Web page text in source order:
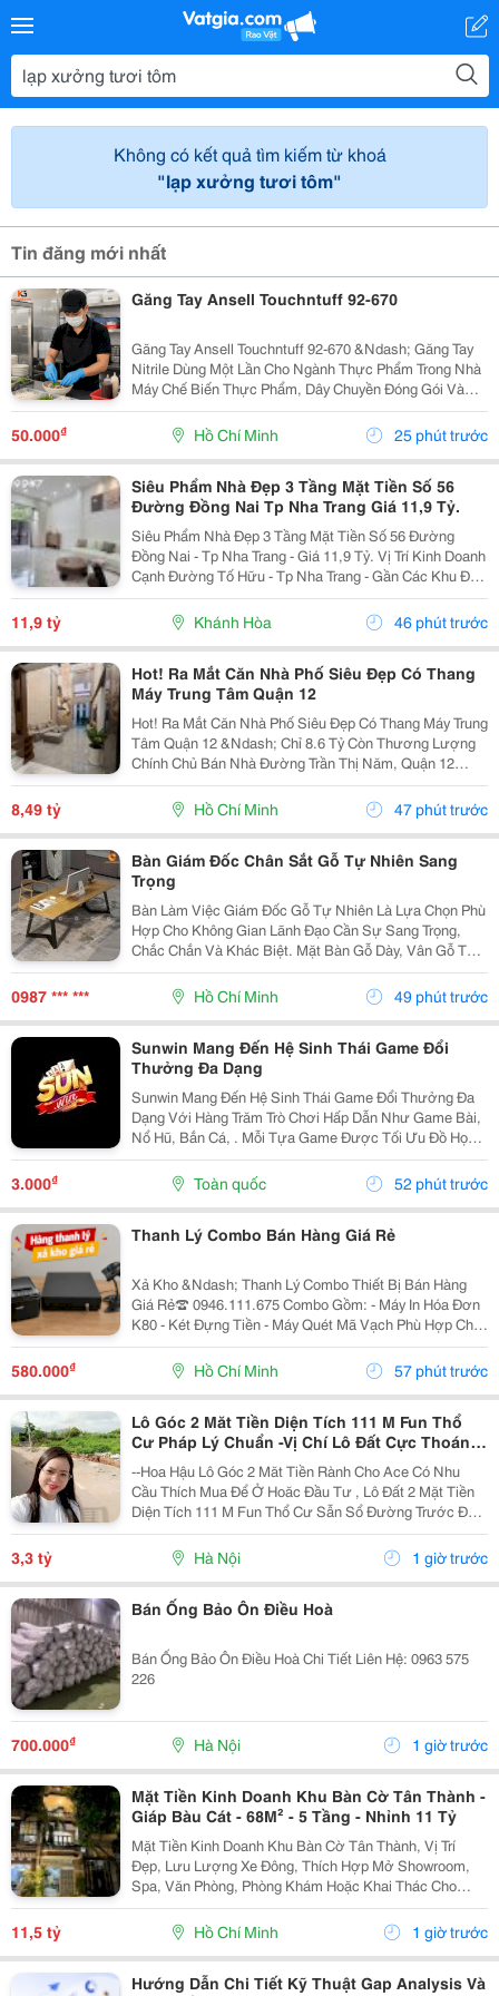
Không có kết quả tìm kiếm từ khoá
"lạp xưởng tươi tôm"
Tin đăng mới nhất
Găng Tay Ansell Touchntuff 92-670
Găng Tay Ansell Touchntuff 92-670 &Ndash; Găng Tay
Nitrile Dùng Một Lần Cho Ngành Thực Phẩm Trong Nhà
Máy Chế Biến Thực Phẩm, Dây Chuyền Đóng Gói Và
Khu Vực Yêu Cầu Vệ Sinh Nghiêm Ngặt, Việc Sử Dụng
Găng Tay Nitrile Dùng Một Lần Giúp Hạn Chế Nguy...
50.000₫ Hồ Chí Minh 25 phút trước
Siêu Phẩm Nhà Đẹp 3 Tầng Mặt Tiền Số 56
Đường Đồng Nai Tp Nha Trang Giá 11,9 Tỷ.
Siêu Phẩm Nhà Đẹp 3 Tầng Mặt Tiền Số 56 Đường
Đồng Nai - Tp Nha Trang - Giá 11,9 Tỷ. Vị Trí Kinh Doanh
Cạnh Đường Tố Hữu - Tp Nha Trang - Gần Các Khu Đô
Thị. Nhà Mới Đẹp 3 Tầng Mặt Tiền + 1 Mặt Hẻm - Kiến
Trúc Hiện Đại - Đầy Đủ Tiện Nghi. - Nhà Có...
11,9 tỷ Khánh Hòa 46 phút trước
Hot! Ra Mắt Căn Nhà Phố Siêu Đẹp Có Thang
Máy Trung Tâm Quận 12
Hot! Ra Mắt Căn Nhà Phố Siêu Đẹp Có Thang Máy Trung
Tâm Quận 12 &Ndash; Chỉ 8.6 Tỷ Còn Thương Lượng
Chính Chủ Bán Nhà Đường Trần Thị Năm, Quận 12
&Ndash; Vị Trí Đẹp, Khu Dân Cư Hiện Hữu, Tiện Ích Đầy
Đủ. Diện Tích: 4M &Times; 20M Nhà...
8,49 tỷ Hồ Chí Minh 47 phút trước
Bàn Giám Đốc Chân Sắt Gỗ Tự Nhiên Sang
Trọng
Bàn Làm Việc Giám Đốc Gỗ Tự Nhiên Là Lựa Chọn Phù
Hợp Cho Không Gian Lãnh Đạo Cần Sự Sang Trọng,
Chắc Chắn Và Khác Biệt. Mặt Bàn Gỗ Dày, Vân Gỗ Tự
Nhiên Đẹp Mắt Kết Hợp Cùng Hệ Chân Sắt Hiện Đại,
Tạo Nên Tổng Thể Vừa Bền Bỉ Vừa Tinh Tế. Mẫu Bàn
0987 *** *** Hồ Chí Minh 49 phút trước
Sunwin Mang Đến Hệ Sinh Thái Game Đổi
Thưởng Đa Dạng
Sunwin Mang Đến Hệ Sinh Thái Game Đổi Thưởng Đa
Dạng Với Hàng Trăm Trò Chơi Hấp Dẫn Như Game Bài,
Nổ Hũ, Bắn Cá, . Mỗi Tựa Game Được Tối Ưu Đồ Họa
Sắc Nét, Thao Tác Mượt Mà, Tỷ Lệ Trả Thưởng Cạnh
Tranh Cùng Hệ Thống Bảo Mật Hiện Đại.
3.000₫ Toàn quốc 52 phút trước
Thanh Lý Combo Bán Hàng Giá Rẻ
Xả Kho &Ndash; Thanh Lý Combo Thiết Bị Bán Hàng
Giá Rẻ☎️ 0946.111.675 Combo Gồm: - Máy In Hóa Đơn
K80 - Két Đựng Tiền - Máy Quét Mã Vạch Phù Hợp Cho
Tạp Hóa, Shop, Siêu Thị Mini, Quán Ăn, Cafe... ☎️ Liên
Hệ: 0946.111.675 Kazuko Việt Nam...
580.000₫ Hồ Chí Minh 57 phút trước
Lô Góc 2 Măt Tiền Diện Tích 111 M Fun Thổ
Cư Pháp Lý Chuẩn -Vị Chí Lô Đất Cực Thoáng
Mát ,Đất Nằm Mặt Đường Chục
--Hoa Hậu Lô Góc 2 Măt Tiền Rành Cho Ace Có Nhu
Cầu Thích Mua Để Ở Hoăc Đầu Tư , Lô Đất 2 Mặt Tiền
Diện Tích 111 M Fun Thổ Cư Sẫn Sổ Đường Trước Đất
Chuẩn Bị Đang Giải Nhựa Rộng 5,,5 M 2 Ô Tô Tránh
Nhau Vị Trí Đất Sát Trường Học Cấp 1 Thôn Thanh...
3,3 tỷ Hà Nội 1 giờ trước
Bán Ống Bảo Ôn Điều Hoà
Bán Ống Bảo Ôn Điều Hoà Chi Tiết Liên Hệ: 0963 575
226
700.000₫ Hà Nội 1 giờ trước
Mặt Tiền Kinh Doanh Khu Bàn Cờ Tân Thành -
Giáp Bàu Cát - 68M² - 5 Tầng - Nhỉnh 11 Tỷ
Mặt Tiền Kinh Doanh Khu Bàn Cờ Tân Thành, Vị Trí
Đẹp, Lưu Lượng Xe Đông, Thích Hợp Mở Showroom,
Spa, Văn Phòng, Phòng Khám Hoặc Khai Thác Cho
Thuê. Ưu Điểm Nổi Bật: Diện Tích: 68M&Sup2; Kết
Cấu: 4 Tầng + Sân Thượng 6 Phòng Ngủ Khép Kín...
11,5 tỷ Hồ Chí Minh 1 giờ trước
Hướng Dẫn Chi Tiết Kỹ Thuật Gap Analysis Và